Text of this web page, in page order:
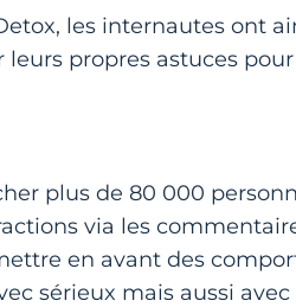
les internautes ont
propres astuces
plus de 80 000
via les
en avant des
sérieux mais aussi